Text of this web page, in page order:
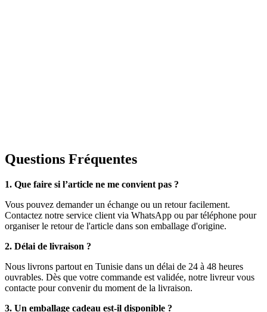
Questions Fréquentes
1. Que faire si l’article ne me convient pas ?
Vous pouvez demander un échange ou un retour facilement.
Contactez notre service client via WhatsApp ou par téléphone pour
organiser le retour de l'article dans son emballage d'origine.
2. Délai de livraison ?
Nous livrons partout en Tunisie dans un délai de 24 à 48 heures
ouvrables. Dès que votre commande est validée, notre livreur vous
contacte pour convenir du moment de la livraison.
3. Un emballage cadeau est-il disponible ?